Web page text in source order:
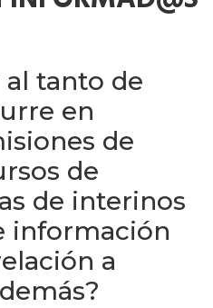
al tanto de
en
de
de
de interinos
información
a